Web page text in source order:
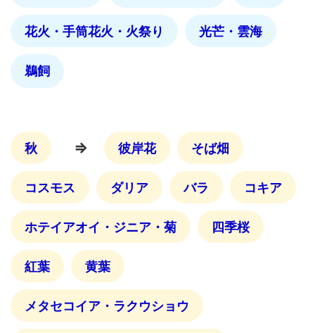
花火・手筒花火・火祭り 光芒・雲海
鵜飼
秋 ⇒ 彼岸花 そば畑
コスモス ダリア バラ コキア
ホテイアオイ・ジニア・菊 四季桜
紅葉 黄葉
メタセコイア・ラクウショウ